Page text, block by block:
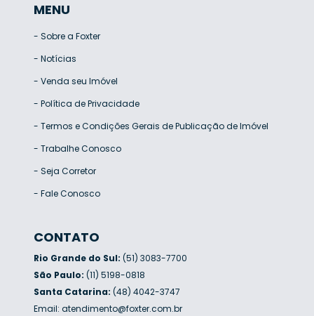
MENU
- Sobre a Foxter
- Notícias
- Venda seu Imóvel
- Política de Privacidade
- Termos e Condições Gerais de Publicação de Imóvel
- Trabalhe Conosco
- Seja Corretor
- Fale Conosco
CONTATO
Rio Grande do Sul: (51) 3083-7700
São Paulo: (11) 5198-0818
Santa Catarina: (48) 4042-3747
Email: atendimento@foxter.com.br